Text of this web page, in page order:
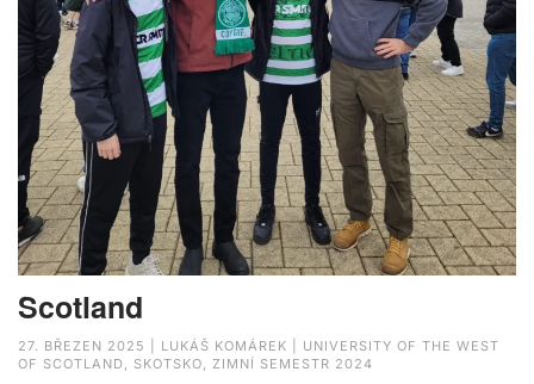
Scotland
27. BŘEZEN 2025 | LUKÁŠ KOMÁREK | UNIVERSITY OF THE WEST
OF SCOTLAND, SKOTSKO, ZIMNÍ SEMESTR 2024